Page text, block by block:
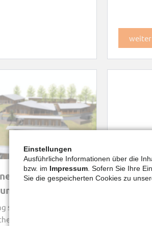
weiter
für junge
und Familien
sowohl in beruflicher
Hinsicht
Einstellungen
Ausführliche Informationen über die
bzw. im Impressum . Sofern Sie Ihre
Sie die gespeicherten Cookies zu